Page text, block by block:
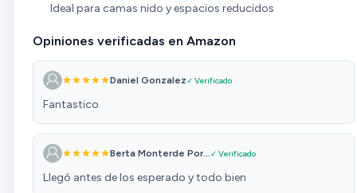
Ideal para camas nido y espacios reducidos
Opiniones verificadas en Amazon
Daniel Gonzalez✓ Verificado
Fantastico
Berta Monterde Por...✓ Verificado
Llegó antes de los esperado y todo bien